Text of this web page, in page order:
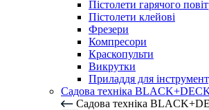
Пістолети гарячого
Пістолети клейові
Фрезери
Компресори
Краскопульти
Викрутки
Приладдя для
Садова техніка
Садова техніка